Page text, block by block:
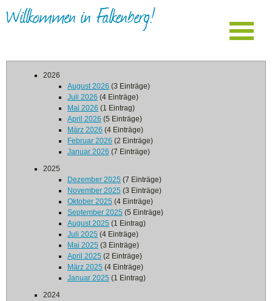
Willkommen in Falkenberg!
2026
August 2026 (3 Einträge)
Juli 2026 (4 Einträge)
Mai 2026 (1 Eintrag)
April 2026 (5 Einträge)
März 2026 (4 Einträge)
Februar 2026 (2 Einträge)
Januar 2026 (7 Einträge)
2025
Dezember 2025 (7 Einträge)
November 2025 (3 Einträge)
Oktober 2025 (4 Einträge)
September 2025 (5 Einträge)
August 2025 (1 Eintrag)
Juli 2025 (4 Einträge)
Mai 2025 (3 Einträge)
April 2025 (2 Einträge)
März 2025 (4 Einträge)
Januar 2025 (1 Eintrag)
2024